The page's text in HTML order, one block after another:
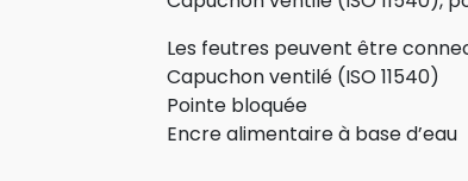
Les feutres peuvent être
Capuchon ventilé (ISO 11540)
Pointe bloquée
Encre alimentaire à base d’eau